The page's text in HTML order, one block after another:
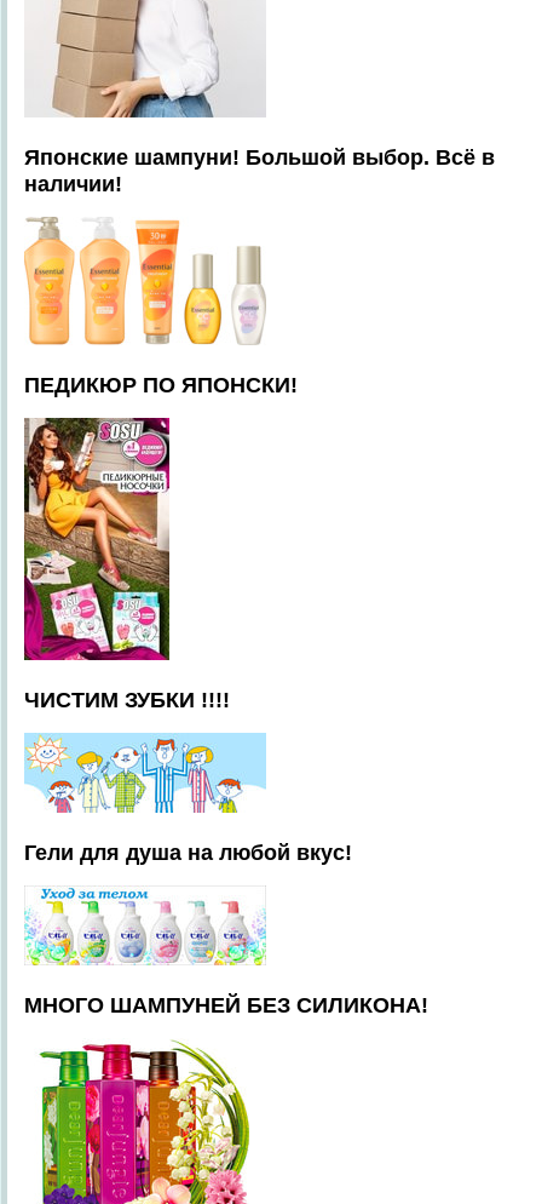
Японские шампуни! Большой выбор. Всё в
наличии!
ПЕДИКЮР ПО ЯПОНСКИ!
ЧИСТИМ ЗУБКИ !!!!
Гели для душа на любой вкус!
МНОГО ШАМПУНЕЙ БЕЗ СИЛИКОНА!